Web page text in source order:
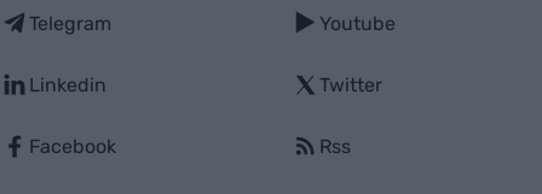
Telegram
Linkedin
Facebook
Youtube
Twitter
Rss